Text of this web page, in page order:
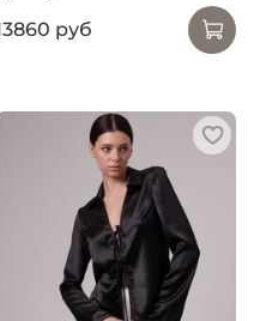
руб